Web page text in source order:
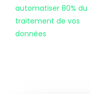
automatiser 80% du
traitement de vos
données